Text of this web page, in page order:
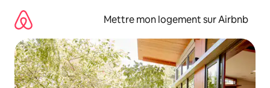
directement
contenu
Mettre mon logement sur Airbnb